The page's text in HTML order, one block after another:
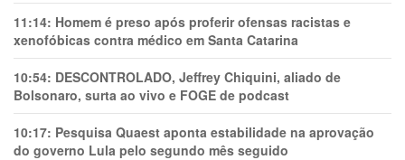
11:14: Homem é preso após proferir ofensas racistas e
xenofóbicas contra médico em Santa Catarina
10:54: DESCONTROLADO, Jeffrey Chiquini, aliado de
Bolsonaro, surta ao vivo e FOGE de podcast
10:17: Pesquisa Quaest aponta estabilidade na aprovação
do governo Lula pelo segundo mês seguido